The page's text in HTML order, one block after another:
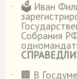
˙
🗳️ Иван
Собрания
🏢 В